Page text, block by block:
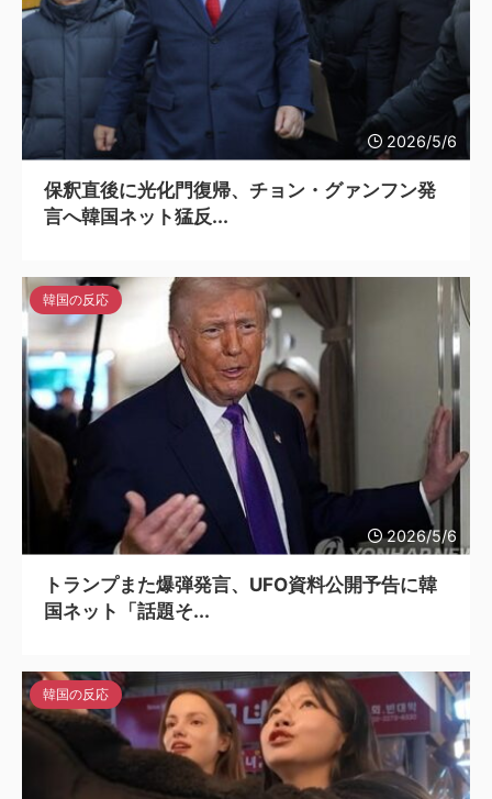
2026/5/6
保釈直後に光化門復帰、チョン・グァンフン発
言へ韓国ネット猛反...
2026/5/6
韓国の反応
トランプまた爆弾発言、UFO資料公開予告に韓
国ネット「話題そ...
韓国の反応